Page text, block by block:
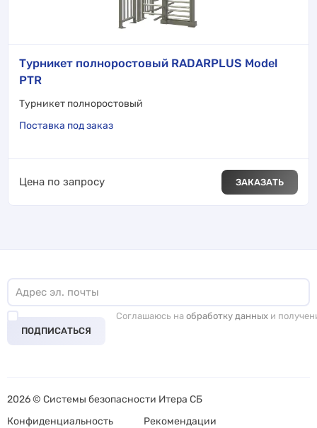
Турникет полноростовый RADARPLUS Model
PTR
Турникет полноростовый
Поставка под заказ
Цена по запросу ЗАКАЗАТЬ
ПОДПИСАТЬСЯ
Соглашаюсь на обработку данных и
2026 © Системы безопасности Итера СБ
Конфиденциальность
Рекомендации